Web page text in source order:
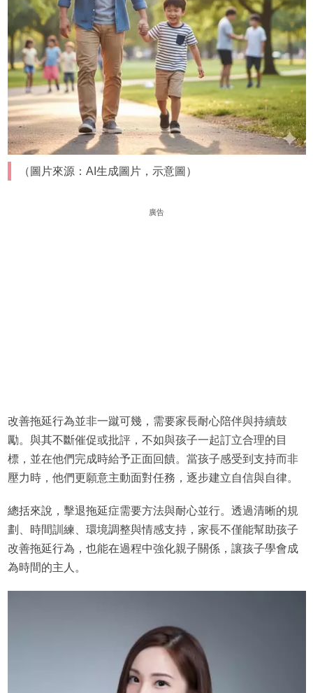
（圖片來源：AI生成圖片，示意圖）
廣告
改善拖延行為並非一蹴可幾，需要家長耐心陪伴與持續鼓
勵。與其不斷催促或批評，不如與孩子一起訂立合理的目
標，並在他們完成時給予正面回饋。當孩子感受到支持而非
壓力時，他們更願意主動面對任務，逐步建立自信與自律。
總括來說，擊退拖延症需要方法與耐心並行。透過清晰的規
劃、時間訓練、環境調整與情感支持，家長不僅能幫助孩子
改善拖延行為，也能在過程中強化親子關係，讓孩子學會成
為時間的主人。